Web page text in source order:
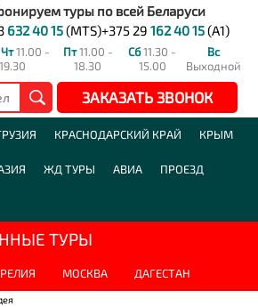
туры по всей Беларуси
632 40 15(MTS)+375 29 162 40 15(A1)
11.00 -
19.30
Пт11.00 -
18.30
Сб11.30 -
15.00
Вс
Выходной
ЗАКАЗАТЬ ЗВОНОК
КРАСНОДАРСКИЙ КРАЙ КРЫМ
ЖД ТУРЫ АВИА ПРОЕЗД
ТУРЫ
МОСКВА ДАГЕСТАН